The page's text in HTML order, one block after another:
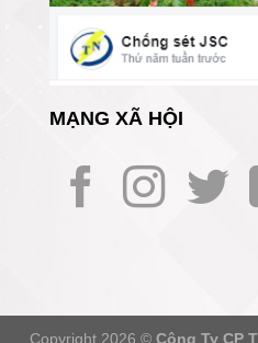
MẠNG XÃ HỘI
Copyright 2026 © Công Ty CP